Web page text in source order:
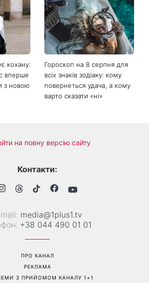
кохану:
вперше
з новою
Гороскоп на 8 серпня для
всіх знаків зодіаку: кому
повернеться удача, а кому
варто сказати «ні»
на повну версію сайту
Контакти:
media@1plus1.tv
+38 044 490 01 01
ПРО КАНАЛ
РЕКЛАМА
З ПРИЙОМОМ КАНАЛУ 1+1